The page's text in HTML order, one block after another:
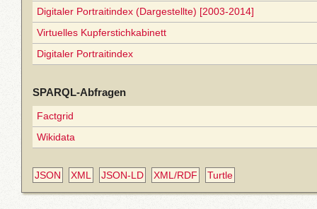
Digitaler Portraitindex (Dargestellte) [2003-2014]
Virtuelles Kupferstichkabinett
Digitaler Portraitindex
SPARQL-Abfragen
Factgrid
Wikidata
JSON XML JSON-LD XML/RDF Turtle